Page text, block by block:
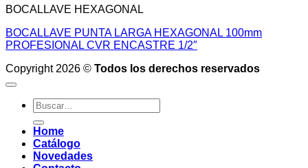
BOCALLAVE HEXAGONAL
BOCALLAVE PUNTA LARGA HEXAGONAL 100mm
PROFESIONAL CVR ENCASTRE 1/2″
Copyright 2026 © Todos los derechos reservados
Buscar
por:
Home
Catálogo
Novedades